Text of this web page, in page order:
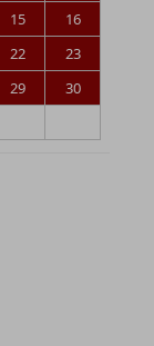
15
16
22
23
29
30